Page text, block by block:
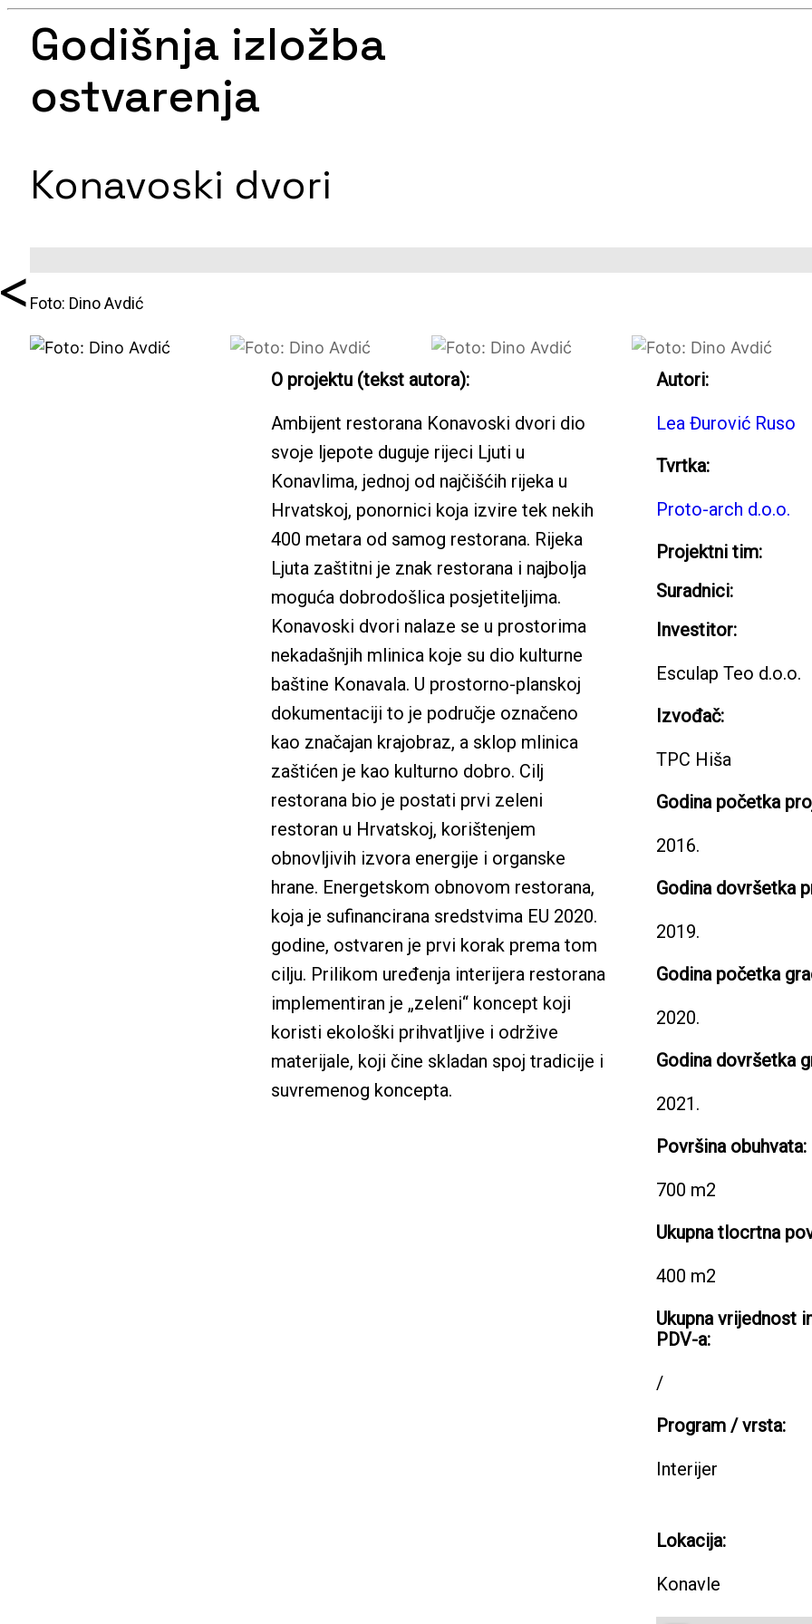
Godišnja izložba
ostvarenja
Konavoski dvori
Foto: Dino Avdić
Autori:
Lea Đurović Ruso
Tvrtka:
Proto-arch d.o.o.
Projektni tim:
Suradnici:
Investitor:
Esculap Teo d.o.o.
Izvođač:
TPC Hiša
Godina početka
2016.
Godina dovršetka
2019.
Godina početka
2020.
Godina dovršetka
2021.
Površina obuhvata:
700 m2
Ukupna tlocrtna
400 m2
Ukupna vrijednost
PDV-a:
/
Program / vrsta:
Interijer
Lokacija:
Konavle
O projektu (tekst autora):
Ambijent restorana Konavoski dvori dio
svoje ljepote duguje rijeci Ljuti u
Konavlima, jednoj od najčišćih rijeka u
Hrvatskoj, ponornici koja izvire tek nekih
400 metara od samog restorana. Rijeka
Ljuta zaštitni je znak restorana i najbolja
moguća dobrodošlica posjetiteljima.
Konavoski dvori nalaze se u prostorima
nekadašnjih mlinica koje su dio kulturne
baštine Konavala. U prostorno-planskoj
dokumentaciji to je područje označeno
kao značajan krajobraz, a sklop mlinica
zaštićen je kao kulturno dobro. Cilj
restorana bio je postati prvi zeleni
restoran u Hrvatskoj, korištenjem
obnovljivih izvora energije i organske
hrane. Energetskom obnovom restorana,
koja je sufinancirana sredstvima EU 2020.
godine, ostvaren je prvi korak prema tom
cilju. Prilikom uređenja interijera restorana
implementiran je „zeleni“ koncept koji
koristi ekološki prihvatljive i održive
materijale, koji čine skladan spoj tradicije i
suvremenog koncepta.